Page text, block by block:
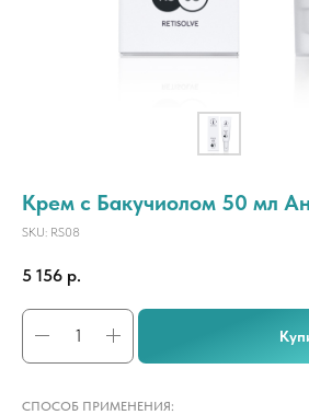
Крем с Бакучиолом 50 мл
SKU: RS08
5 156 р.
СПОСОБ ПРИМЕНЕНИЯ: